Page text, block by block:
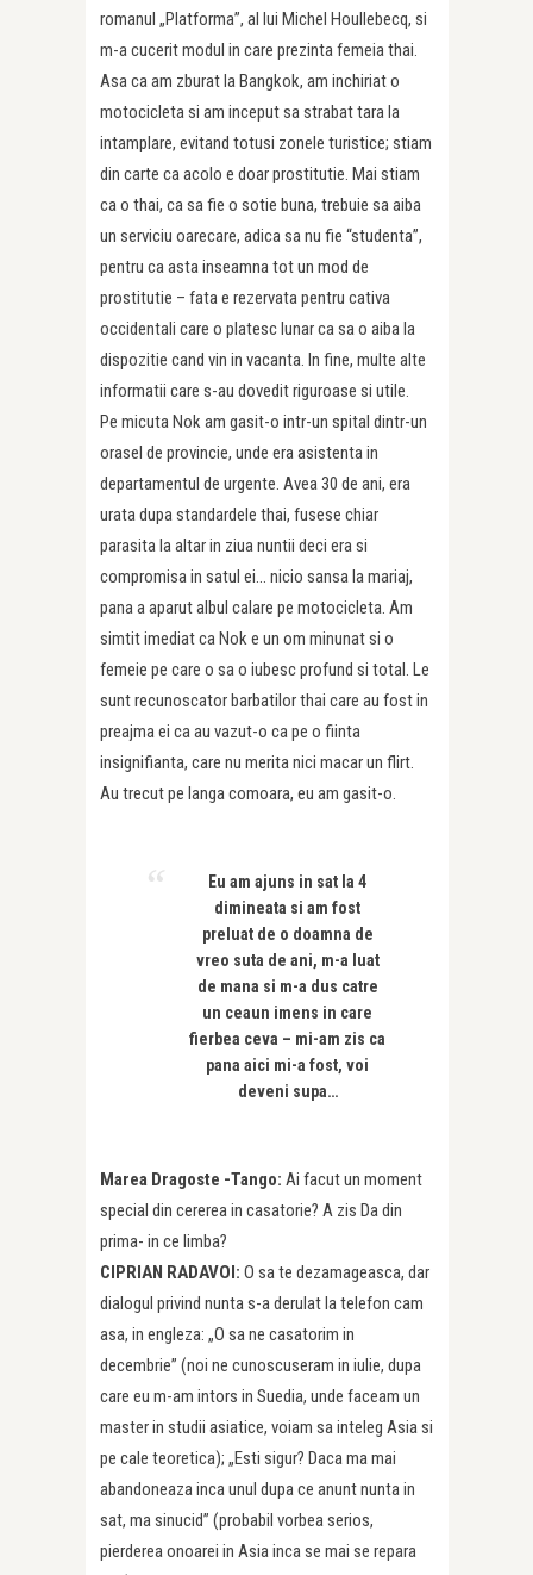
romanul „Platforma”, al lui Michel Houllebecq, si
m-a cucerit modul in care prezinta femeia thai.
Asa ca am zburat la Bangkok, am inchiriat o
motocicleta si am inceput sa strabat tara la
intamplare, evitand totusi zonele turistice; stiam
din carte ca acolo e doar prostitutie. Mai stiam
ca o thai, ca sa fie o sotie buna, trebuie sa aiba
un serviciu oarecare, adica sa nu fie “studenta”,
pentru ca asta inseamna tot un mod de
prostitutie – fata e rezervata pentru cativa
occidentali care o platesc lunar ca sa o aiba la
dispozitie cand vin in vacanta. In fine, multe alte
informatii care s-au dovedit riguroase si utile.
Pe micuta Nok am gasit-o intr-un spital dintr-un
orasel de provincie, unde era asistenta in
departamentul de urgente. Avea 30 de ani, era
urata dupa standardele thai, fusese chiar
parasita la altar in ziua nuntii deci era si
compromisa in satul ei… nicio sansa la mariaj,
pana a aparut albul calare pe motocicleta. Am
simtit imediat ca Nok e un om minunat si o
femeie pe care o sa o iubesc profund si total. Le
sunt recunoscator barbatilor thai care au fost in
preajma ei ca au vazut-o ca pe o fiinta
insignifianta, care nu merita nici macar un flirt.
Au trecut pe langa comoara, eu am gasit-o.
Eu am ajuns in sat la 4
dimineata si am fost
preluat de o doamna de
vreo suta de ani, m-a luat
de mana si m-a dus catre
un ceaun imens in care
fierbea ceva – mi-am zis ca
pana aici mi-a fost, voi
deveni supa…
Marea Dragoste -Tango: Ai facut un moment
special din cererea in casatorie? A zis Da din
prima- in ce limba?
CIPRIAN RADAVOI: O sa te dezamageasca, dar
dialogul privind nunta s-a derulat la telefon cam
asa, in engleza: „O sa ne casatorim in
decembrie” (noi ne cunoscuseram in iulie, dupa
care eu m-am intors in Suedia, unde faceam un
master in studii asiatice, voiam sa inteleg Asia si
pe cale teoretica); „Esti sigur? Daca ma mai
abandoneaza inca unul dupa ce anunt nunta in
sat, ma sinucid” (probabil vorbea serios,
pierderea onoarei in Asia inca se mai se repara